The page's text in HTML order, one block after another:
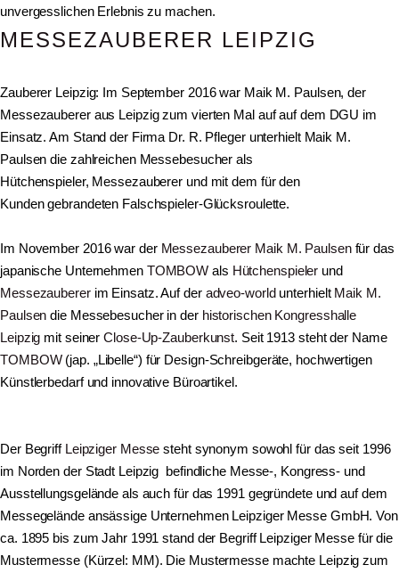
unvergesslichen Erlebnis zu machen.
MESSEZAUBERER LEIPZIG
Zauberer Leipzig: Im September 2016 war Maik M. Paulsen, der
Messezauberer aus Leipzig zum vierten Mal auf auf dem DGU im
Einsatz. Am Stand der Firma Dr. R. Pfleger unterhielt Maik M.
Paulsen die zahlreichen Messebesucher als
Hütchenspieler, Messezauberer und mit dem für den
Kunden gebrandeten Falschspieler-Glücksroulette.
Im November 2016 war der Messezauberer Maik M. Paulsen für das
japanische Unternehmen TOMBOW als Hütchenspieler und
Messezaubererim Einsatz. Auf der adveo-worldunterhielt Maik M.
Paulsen die Messebesucher in der historischen Kongresshalle
Leipzig mit seinerClose-Up-Zauberkunst. Seit 1913 steht der Name
TOMBOW(jap. „Libelle“) für Design-Schreibgeräte, hochwertigen
Künstlerbedarf und innovative Büroartikel.
Der Begriff Leipziger Messe steht synonym sowohl für das seit 1996
im Norden der Stadt Leipzig befindliche Messe-, Kongress- und
Ausstellungsgelände als auch für das 1991 gegründete und auf dem
Messegelände ansässige Unternehmen Leipziger Messe GmbH.Von
ca. 1895 bis zum Jahr 1991 stand der Begriff Leipziger Messe für die
Mustermesse (Kürzel: MM). Die Mustermesse machte Leipzig zum